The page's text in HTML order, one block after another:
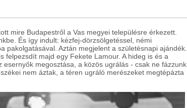
mire Budapestről a Vas megyei településre érkezett.
És így indult: kézfej-dörzsölgetéssel, némi
pakolgatásával. Aztán megjelent a születésnapi ajándék.
felpezsdít majd egy Fekete Lamour. A hideg is és a
megosztása, a közös ugrálás - csak ne fázzunk,
nem áztak, a téren ugráló merészeket megtépázta